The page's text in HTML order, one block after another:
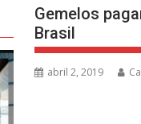
Gemelos
Brasil
abril 2, 2019